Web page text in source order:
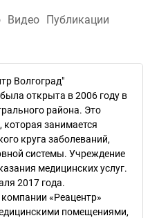
Видео Публикации
Волгоград"
открыта в 2006 году в
района. Это
занимается
круга заболеваний,
системы. Учреждение
медицинских услуг.
2017 года.
«Реацентр»
помещениями,